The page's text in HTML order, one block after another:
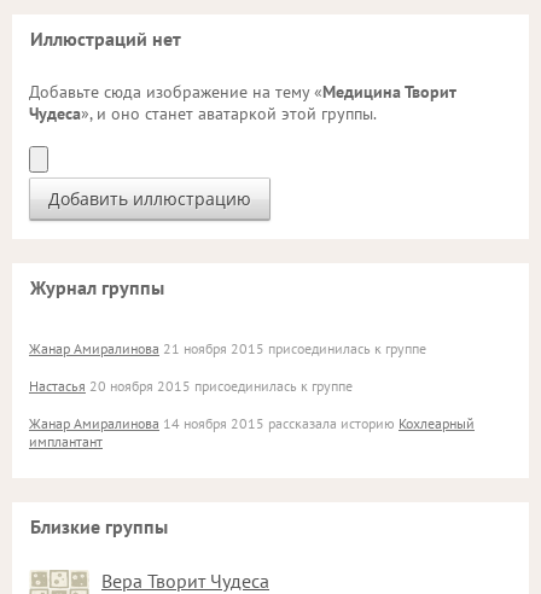
Иллюстраций нет
Добавьте сюда изображение на тему «Медицина Творит
Чудеса», и оно станет аватаркой этой группы.
Журнал группы
Жанар Амиралинова 21 ноября 2015 присоединилась к группе
Настасья 20 ноября 2015 присоединилась к группе
Жанар Амиралинова 14 ноября 2015 рассказала историю Кохлеарный
имплантант
Близкие группы
Вера Творит Чудеса